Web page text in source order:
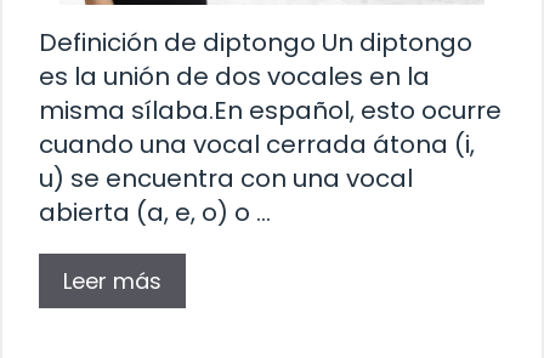
Definición de diptongo Un diptongo
es la unión de dos vocales en la
misma sílaba.En español, esto ocurre
cuando una vocal cerrada átona (i,
u) se encuentra con una vocal
abierta (a, e, o) o …
Leer más